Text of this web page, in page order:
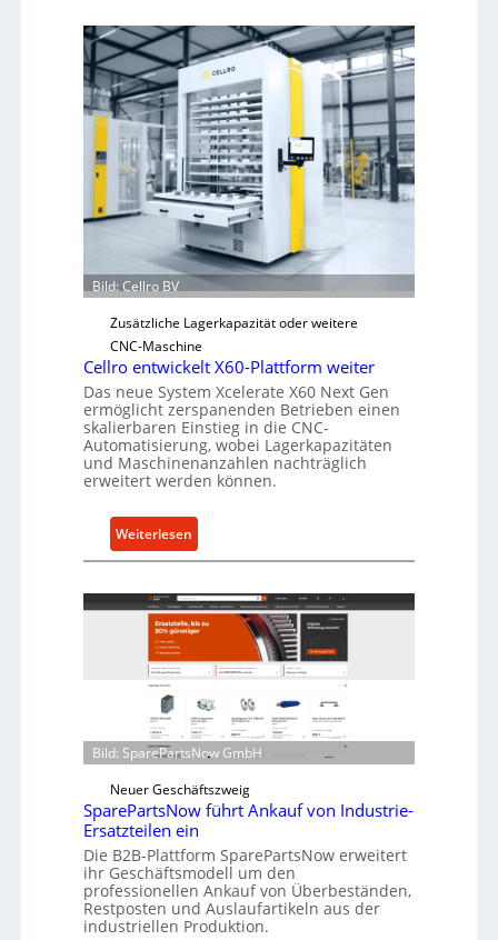
c
h
n
i
s
c
h
e
r
Ü
b
l
a
s
t
s
c
u
t
f
ü
i
d
i
r
e
k
t
e
A
n
t
Bild: Cellro BV
Zusätzliche Lagerkapazität oder weitere
CNC-Maschine
Cellro entwickelt X60-Plattform weiter
Das neue System Xcelerate X60 Next Gen
ermöglicht zerspanenden Betrieben einen
skalierbaren Einstieg in die CNC-
Automatisierung, wobei Lagerkapazitäten
und Maschinenanzahlen nachträglich
erweitert werden können.
Weiterlesen:
C
l
l
o
e
n
t
w
i
c
k
e
l
t
X
Bild: SparePartsNow GmbH
Neuer Geschäftszweig
SparePartsNow führt Ankauf von Industrie-
Ersatzteilen ein
Die B2B-Plattform SparePartsNow erweitert
ihr Geschäftsmodell um den
professionellen Ankauf von Überbeständen,
Restposten und Auslaufartikeln aus der
industriellen Produktion.